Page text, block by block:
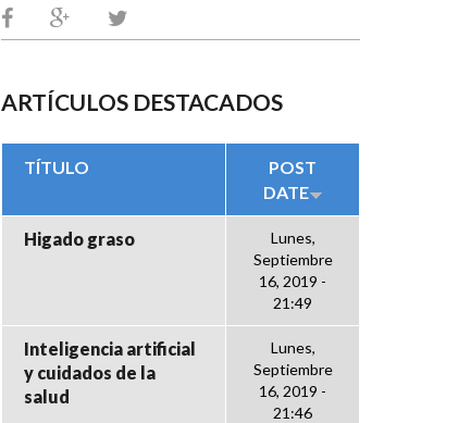
ARTÍCULOS DESTACADOS
TÍTULO
POST
DATE
Higado graso
Lunes,
Septiembre
16, 2019 -
21:49
Inteligencia artificial
y cuidados de la
salud
Lunes,
Septiembre
16, 2019 -
21:46